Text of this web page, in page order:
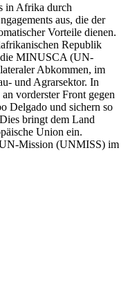
in Afrika durch
aus, die der
Vorteile dienen.
Republik
die MINUSCA (UN-
Abkommen, im
und Agrarsektor. In
vorderster Front gegen
Delgado und sichern so
bringt dem Land
Union ein.
Mission (UNMISS) im